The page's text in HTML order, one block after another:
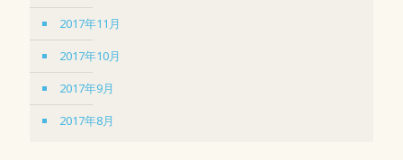
2017年11月
2017年10月
2017年9月
2017年8月